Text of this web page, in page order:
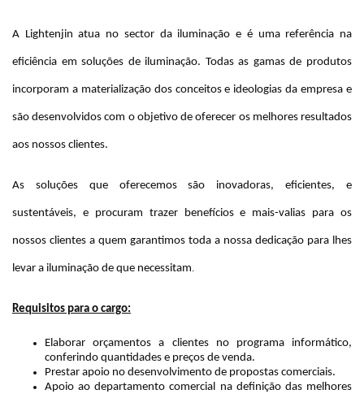
A Lightenjin atua no sector da iluminação e é uma referência na
eficiência em soluções de iluminação. Todas as gamas de produtos
incorporam a materialização dos conceitos e ideologias da empresa e
são desenvolvidos com o objetivo de oferecer os melhores resultados
aos nossos clientes.
As soluções que oferecemos são inovadoras, eficientes, e
sustentáveis, e procuram trazer benefícios e mais-valias para os
nossos clientes a quem garantimos toda a nossa dedicação para lhes
levar a iluminação de que necessitam.
Requisitos para o cargo:
Elaborar orçamentos a clientes no programa informático,
conferindo quantidades e preços de venda.
Prestar apoio no desenvolvimento de propostas comerciais.
Apoio ao departamento comercial na definição das melhores